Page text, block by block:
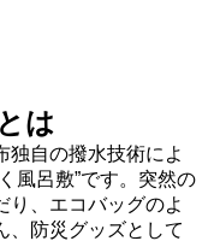
は
独自の撥水技術によ
風呂敷”です。突然の
り、エコバッグのよ
、防災グッズとして